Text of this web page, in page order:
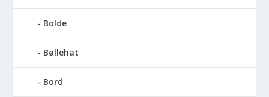
Bolde
Bøllehat
Bord